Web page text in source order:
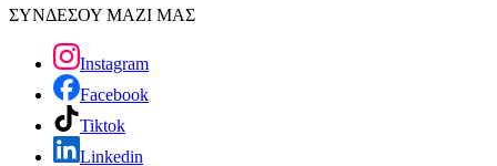
ΣΥΝΔΕΣΟΥ ΜΑΖΙ ΜΑΣ
Instagram
Facebook
Tiktok
Linkedin